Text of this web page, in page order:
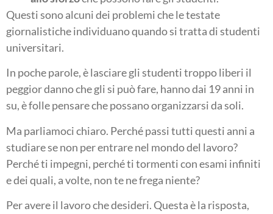
Questi sono alcuni dei problemi che le testate
giornalistiche individuano quando si tratta di studenti
universitari.
In poche parole, è lasciare gli studenti troppo liberi il
peggior danno che gli si può fare, hanno dai 19 anni in
su, è folle pensare che possano organizzarsi da soli.
Ma parliamoci chiaro. Perché passi tutti questi anni a
studiare se non per entrare nel mondo del lavoro?
Perché ti impegni, perché ti tormenti con esami infiniti
e dei quali, a volte, non te ne frega niente?
Per avere il lavoro che desideri. Questa è la risposta,